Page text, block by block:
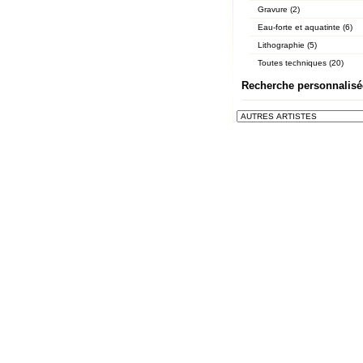
Gravure (2)
Eau-forte et aquatinte (6)
Lithographie (5)
Toutes techniques (20)
Recherche